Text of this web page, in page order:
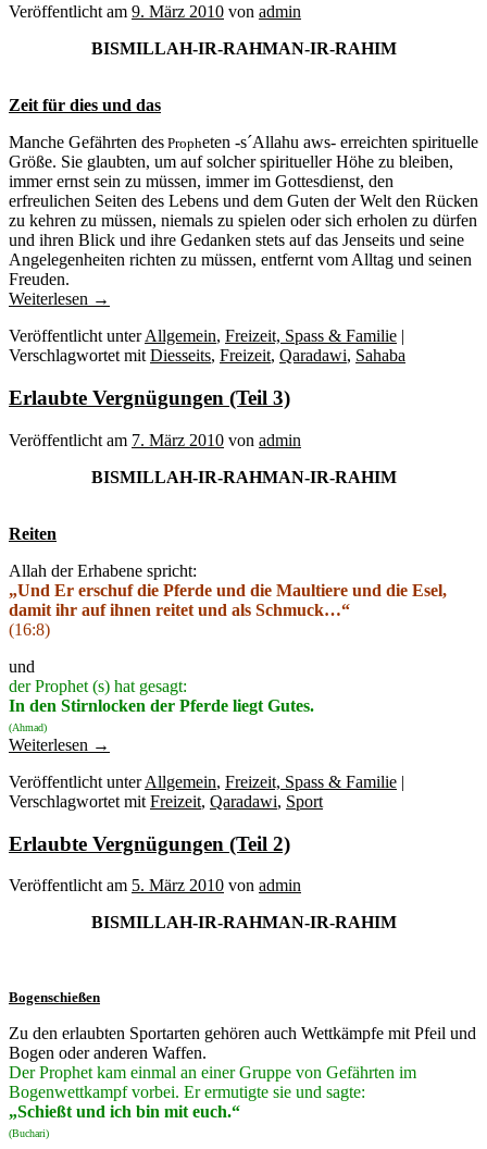
Veröffentlicht am 9. März 2010 von admin
BISMILLAH-IR-RAHMAN-IR-RAHIM
Zeit für dies und das
Manche Gefährten des Propheten -s´Allahu aws- erreichten spirituelle
Größe. Sie glaubten, um auf solcher spiritueller Höhe zu bleiben,
immer ernst sein zu müssen, immer im Gottesdienst, den
erfreulichen Seiten des Lebens und dem Guten der Welt den Rücken
zu kehren zu müssen, niemals zu spielen oder sich erholen zu dürfen
und ihren Blick und ihre Gedanken stets auf das Jenseits und seine
Angelegenheiten richten zu müssen, entfernt vom Alltag und seinen
Freuden.
Weiterlesen →
Veröffentlicht unterAllgemein, Freizeit, Spass & Familie |
Verschlagwortet mit Diesseits, Freizeit, Qaradawi, Sahaba
Erlaubte Vergnügungen (Teil 3)
Veröffentlicht am 7. März 2010 von admin
BISMILLAH-IR-RAHMAN-IR-RAHIM
Reiten
Allah der Erhabene spricht:
„Und Er erschuf die Pferde und die Maultiere und die Esel,
damit ihr auf ihnen reitet und als Schmuck…“
(16:8)
und
der Prophet (s) hat gesagt:
In den Stirnlocken der Pferde liegt Gutes.
(Ahmad)
Weiterlesen →
Veröffentlicht unter Allgemein, Freizeit, Spass & Familie |
Verschlagwortet mit Freizeit, Qaradawi, Sport
Erlaubte Vergnügungen (Teil 2)
Veröffentlicht am 5. März 2010 von admin
BISMILLAH-IR-RAHMAN-IR-RAHIM
Bogenschießen
Zu den erlaubten Sportarten gehören auch Wettkämpfe mit Pfeil und
Bogen oder anderen Waffen.
Der Prophet kam einmal an einer Gruppe von Gefährten im
Bogenwettkampf vorbei. Er ermutigte sie und sagte:
„Schießt und ich bin mit euch.“
(Buchari)